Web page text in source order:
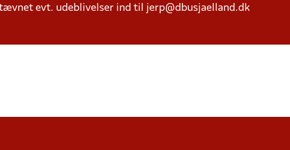
evt. udeblivelser ind til jerp@dbusjaelland.dk